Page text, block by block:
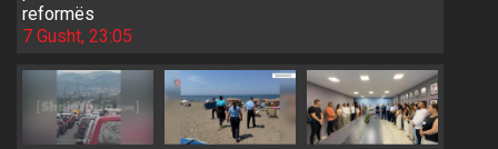
reformës
7 Gusht, 23:05